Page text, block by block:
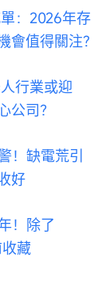
：2026年存
會值得關注?
行業或迎
公司？
！缺電荒引
好
！除了
藏